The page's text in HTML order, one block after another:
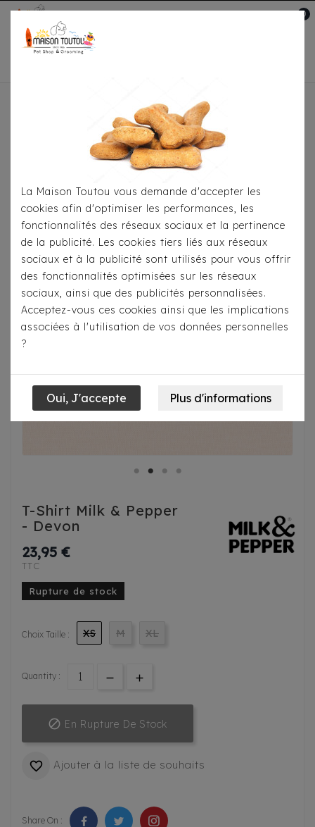
0
Pour S'habiller T-Shirts
& Pepper - Devon
T-Shirt Milk & Pepper
- Devon
23,95 €
TTC
Rupture de stock
Choix Taille : XS M XL
Quantity :
 En Rupture De Stock
 Ajouter à la liste de souhaits
Share On :
La Maison Toutou vous demande d'accepter les
cookies afin d'optimiser les performances, les
fonctionnalités des réseaux sociaux et la pertinence
de la publicité. Les cookies tiers liés aux réseaux
sociaux et à la publicité sont utilisés pour vous offrir
des fonctionnalités optimisées sur les réseaux
sociaux, ainsi que des publicités personnalisées.
Acceptez-vous ces cookies ainsi que les implications
associées à l'utilisation de vos données personnelles
?